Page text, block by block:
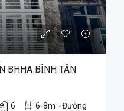
BHHA BÌNH TÂN
6
6-8m - Đường